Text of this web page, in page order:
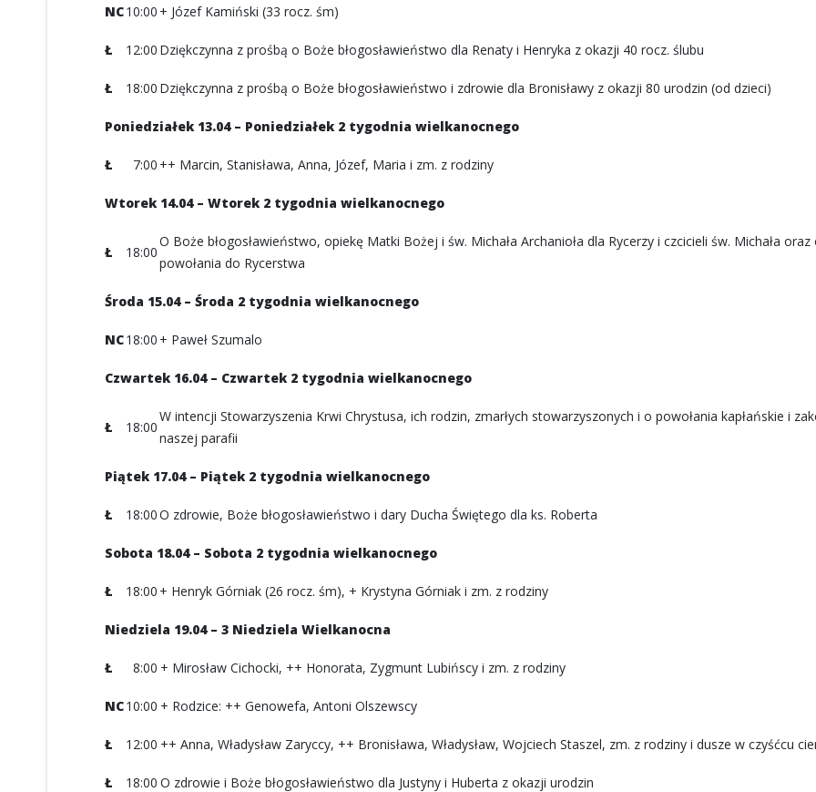
NC10:00 + Józef Kamiński (33 rocz. śm)
Ł 12:00 Dziękczynna z prośbą o Boże błogosławieństwo dla Renaty i Henryka z okazji 40 rocz. ślubu
Ł 18:00 Dziękczynna z prośbą o Boże błogosławieństwo i zdrowie dla Bronisławy z okazji 80 urodzin (od dzieci)
Poniedziałek 13.04 – Poniedziałek 2 tygodnia wielkanocnego
Ł 7:00 ++ Marcin, Stanisława, Anna, Józef, Maria i zm. z rodziny
Wtorek 14.04 – Wtorek 2 tygodnia wielkanocnego
Ł 18:00
O Boże błogosławieństwo, opiekę Matki Bożej i św. Michała Archanioła dla Rycerzy i czcicieli św. Michała
powołania do Rycerstwa
Środa 15.04 – Środa 2 tygodnia wielkanocnego
NC18:00 + Paweł Szumalo
Czwartek 16.04 – Czwartek 2 tygodnia wielkanocnego
Ł 18:00
W intencji Stowarzyszenia Krwi Chrystusa, ich rodzin, zmarłych stowarzyszonych i o powołania kapłańskie i
naszej parafii
Piątek 17.04 – Piątek 2 tygodnia wielkanocnego
Ł 18:00O zdrowie, Boże błogosławieństwo i dary Ducha Świętego dla ks. Roberta
Sobota 18.04 – Sobota 2 tygodnia wielkanocnego
Ł 18:00 + Henryk Górniak (26 rocz. śm), + Krystyna Górniak i zm. z rodziny
Niedziela 19.04 – 3 Niedziela Wielkanocna
Ł 8:00 + Mirosław Cichocki, ++ Honorata, Zygmunt Lubińscy i zm. z rodziny
NC10:00 + Rodzice: ++ Genowefa, Antoni Olszewscy
Ł 12:00 ++ Anna, Władysław Zaryccy, ++ Bronisława, Władysław, Wojciech Staszel, zm. z rodziny i dusze w czyśćcu
Ł 18:00 O zdrowie i Boże błogosławieństwo dla Justyny i Huberta z okazji urodzin